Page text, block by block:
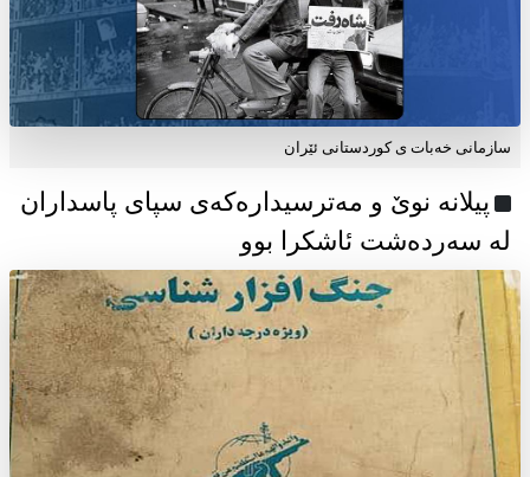
سازمانی خەبات ی كوردستانی ئێران
پیلانە نوێ و مەترسیدارەکەی سپای پاسداران
لە سەردەشت ئاشکرا بوو